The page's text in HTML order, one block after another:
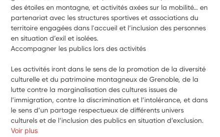
des étoiles en montagne, et activités axées sur la mobilité… en
partenariat avec les structures sportives et associations du
territoire engagées dans l'accueil et l’inclusion des personnes
en situation d’exil et isolées.
Accompagner les publics lors des activités
Les activités iront dans le sens de la promotion de la diversité
culturelle et du patrimoine montagneux de Grenoble, de la
lutte contre la marginalisation des cultures issues de
l’immigration, contre la discrimination et l’intolérance, et dans
le sens d’un partage respectueux de différents univers
culturels et de l’inclusion des publics en situation d’exclusion.
Voir plus